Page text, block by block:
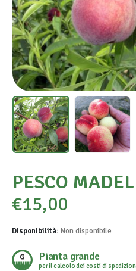
PESCO
€15,00
Disponibilità: Non disponibile
Pianta grande
per il calcolo dei costi di